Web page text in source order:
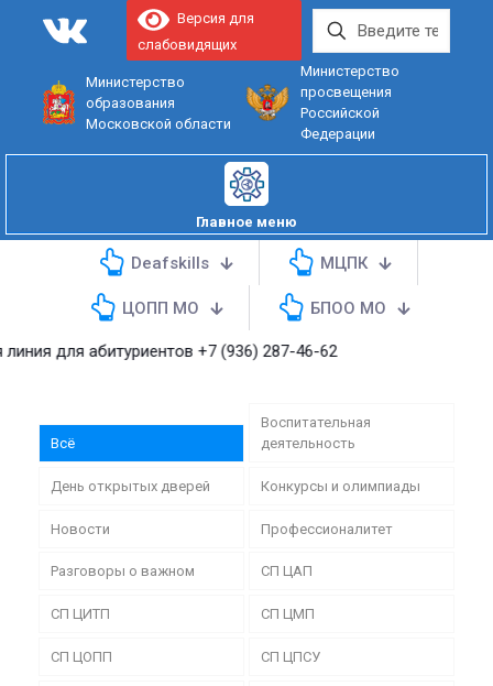
Министерство
образования
Московской области
Министерство
просвещения
Российской
Федерации
Версия для
слабовидящих
Главное меню
Deafskills МЦПК
ЦОПП МО БПОО МО
абитуриентов+7 (936) 287-46-62
Всё
Воспитательная
деятельность
День открытых дверей Конкурсы и олимпиады
Новости Профессионалитет
Разговоры о важном СП ЦАП
СП ЦИТП СП ЦМП
СП ЦОПП СП ЦПСУ